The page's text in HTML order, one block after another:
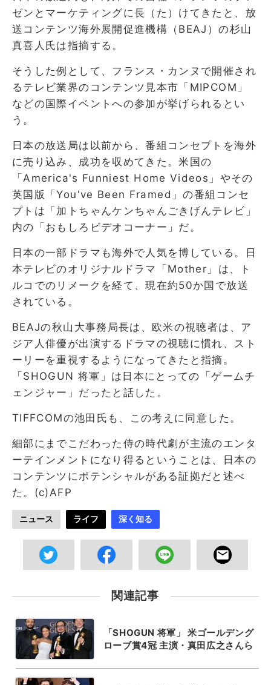
ゼンとマーケティングに長（た）けてきたと、放
送コンテンツ海外展開促進機構（BEAJ）の杉山
真喜人氏は指摘する。
そうした例として、フランス・カンヌで開催され
るテレビ業界のコンテンツ見本市「MIPCOM」
などの国際イベントへの参加が挙げられるとい
う。
日本の放送局は以前から、番組コンセプトを海外
に売り込み、成功を収めてきた。米国の
「America's Funniest Home Videos」やその
英国版「You've Been Framed」の番組コンセ
プトは「加トちゃんケンちゃんごきげんテレビ」
内の「おもしろビデオコーナー」だ。
日本の一部ドラマも海外で人気を博している。日
本テレビのオリジナルドラマ「Mother」は、ト
ルコでのリメークを経て、現在約50か国で放送
されている。
BEAJの秋山大事務局長は、欧米の視聴者は、ア
ジア人俳優が出演するドラマの視聴に慣れ、スト
ーリーを重視するようになってきたと指摘。
「SHOGUN 将軍」は日本にとっての「ゲームチ
ェンジャー」だったと話した。
TIFFCOMの池田氏も、この考えに同意した。
細部にまでこだわった侍の時代劇が主流のエンタ
ーテインメントになり得るということは、日本の
コンテンツにポテンシャルがある証拠だと述べ
た。(c)AFP
ニュース ライフ 深く知る
関連記事
「SHOGUN 将軍」 米ゴールデング
ローブ賞4冠 主演・真田広之さんら